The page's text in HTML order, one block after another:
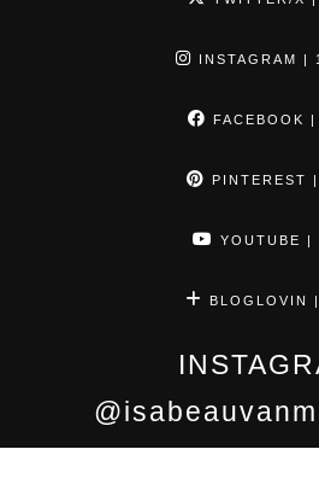
INSTAGRAM |
FACEBOOK |
PINTEREST
YOUTUBE |
BLOGLOVIN